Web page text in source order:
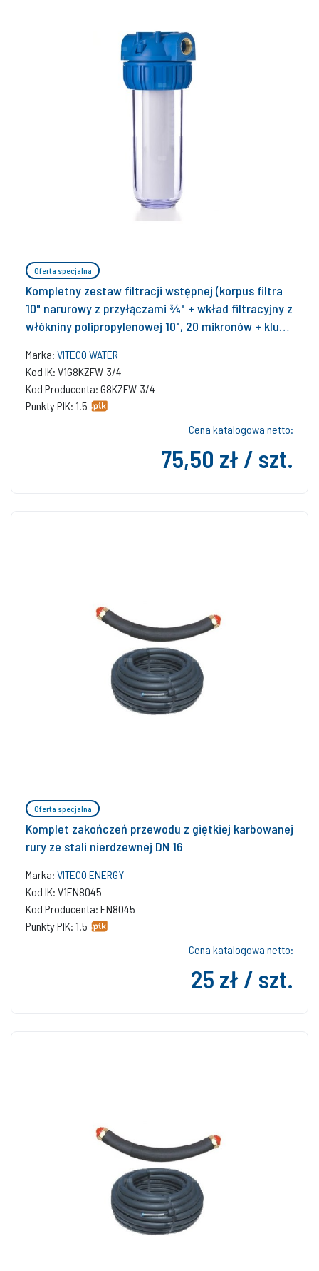
Oferta specjalna
Kompletny zestaw filtracji wstępnej (korpus filtra
10" narurowy z przyłączami ¾" + wkład filtracyjny z
włókniny polipropylenowej 10", 20 mikronów + klucz
filtra)
Marka: VITECO WATER
Kod IK: V1G8KZFW-3/4
Kod Producenta: G8KZFW-3/4
Punkty PIK: 1.5
Cena katalogowa netto:
75,50 zł / szt.
Oferta specjalna
Komplet zakończeń przewodu z giętkiej karbowanej
rury ze stali nierdzewnej DN 16
Marka: VITECO ENERGY
Kod IK: V1EN8045
Kod Producenta: EN8045
Punkty PIK: 1.5
Cena katalogowa netto:
25 zł / szt.